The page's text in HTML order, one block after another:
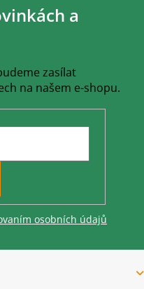
a
zasílat
na našem e-shopu.
osobních údajů